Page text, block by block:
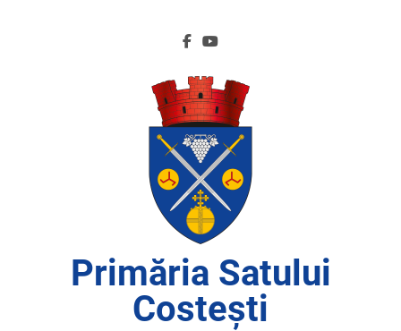
Primăria Satului
Costești